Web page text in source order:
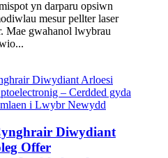
yn darparu opsiwn
mesur pellter laser
Mae gwahanol lwybrau
Diwydiant
Offer